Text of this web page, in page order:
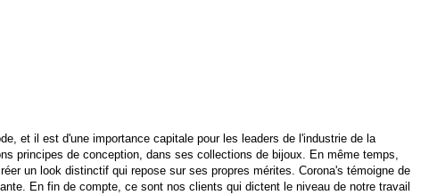
et il est d'une importance capitale pour les leaders de l'industrie de la
principes de conception, dans ses collections de bijoux. En même temps,
un look distinctif qui repose sur ses propres mérites. Corona's témoigne de
En fin de compte, ce sont nos clients qui dictent le niveau de notre travail